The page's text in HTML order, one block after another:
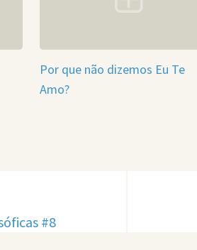
Por que não dizemos Eu Te
Amo?
#8